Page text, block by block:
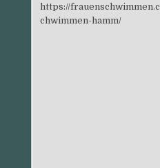
https://
chwimmen-hamm/